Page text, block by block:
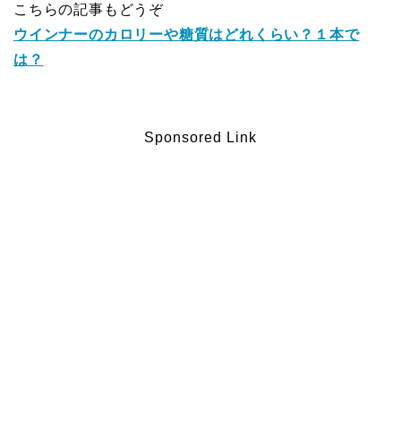
こちらの記事もどうぞ
ウインナーのカロリーや糖質はどれくらい？１本で
は？
Sponsored Link